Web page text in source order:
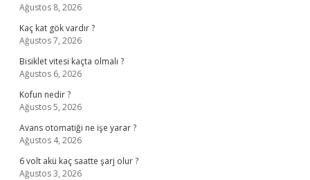
Ağustos 8, 2026
Kaç kat gök vardır ?
Ağustos 7, 2026
Bisiklet vitesi kaçta olmalı ?
Ağustos 6, 2026
Kofun nedir ?
Ağustos 5, 2026
Avans otomatiği ne işe yarar ?
Ağustos 4, 2026
6 volt akü kaç saatte şarj olur ?
Ağustos 3, 2026